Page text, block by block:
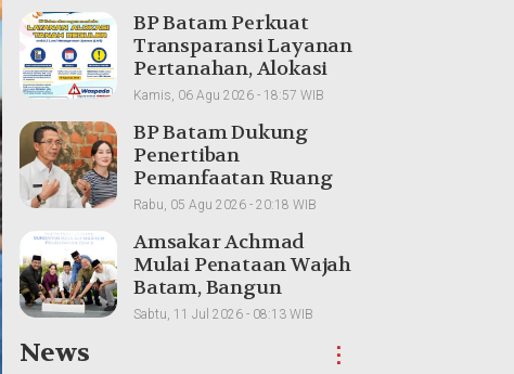
BP Batam Perkuat
Transparansi Layanan
Pertanahan, Alokasi
Tanah Reguler Segera
Kamis, 06 Agu 2026 - 18:57 WIB
BP Batam Dukung
Penertiban
Pemanfaatan Ruang
Laut Sesuai Ketentuan
undangan
Rabu, 05 Agu 2026 - 20:18 WIB
Amsakar Achmad
Mulai Penataan Wajah
Batam, Bangun
Bundaran Raja Ali
Sabtu, 11 Jul 2026 - 08:13 WIB
News ⋮